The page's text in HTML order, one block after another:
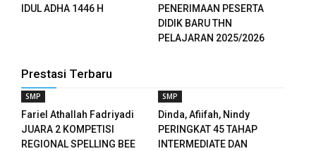
IDUL ADHA 1446 H
PENERIMAAN PESERTA
DIDIK BARU THN
PELAJARAN 2025/2026
Prestasi Terbaru
SMP
Fariel Athallah Fadriyadi
JUARA 2 KOMPETISI
REGIONAL SPELLING BEE
SMP
Dinda, Afiifah, Nindy
PERINGKAT 45 TAHAP
INTERMEDIATE DAN